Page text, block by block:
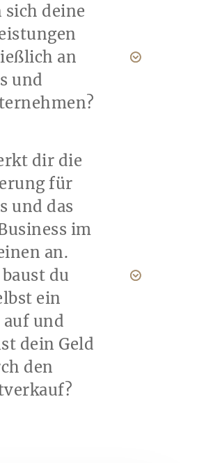
sich deine
an
und
dir die
für
und das
im
an.
du
ein
und
dein Geld
den